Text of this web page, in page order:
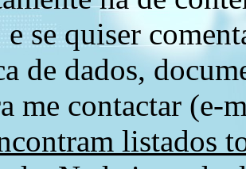
se quiser
de dados,
me contactar (e-
listados